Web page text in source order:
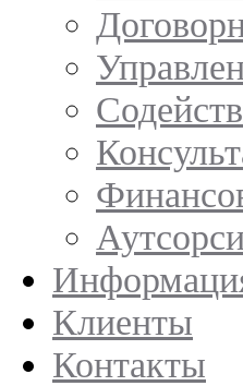
Клиенты
Контакты